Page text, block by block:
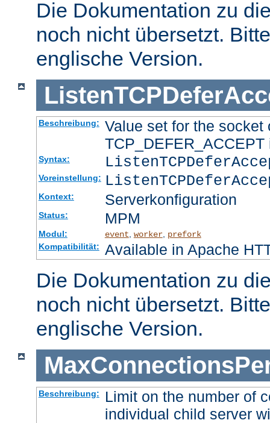
Die Dokumentation zu
noch nicht übersetzt.
englische Version.
Beschreibung:
Value set for the socket
TCP_DEFER_ACCEPT
Syntax:
Voreinstellung:
Kontext: Serverkonfiguration
Status: MPM
Modul: event worker, prefork
Kompatibilität:
Available in Apache
Die Dokumentation zu
noch nicht übersetzt.
englische Version.
Beschreibung:
Limit on the number of
individual child server